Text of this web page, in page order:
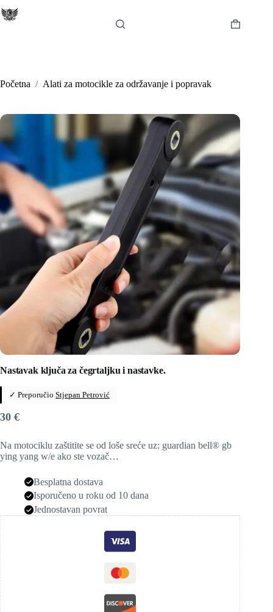
na
Košarica
Početna / Alati za motocikle za održavanje i popravak
Nastavak ključa za čegrtaljku i nastavke.
✓ Preporučio Stjepan Petrović
30 €
Na motociklu zaštitite se od loše sreće uz: guardian bell® gb
ying yang w/e ako ste vozač…
Besplatna dostava
Isporučeno u roku od 10 dana
Jednostavan povrat